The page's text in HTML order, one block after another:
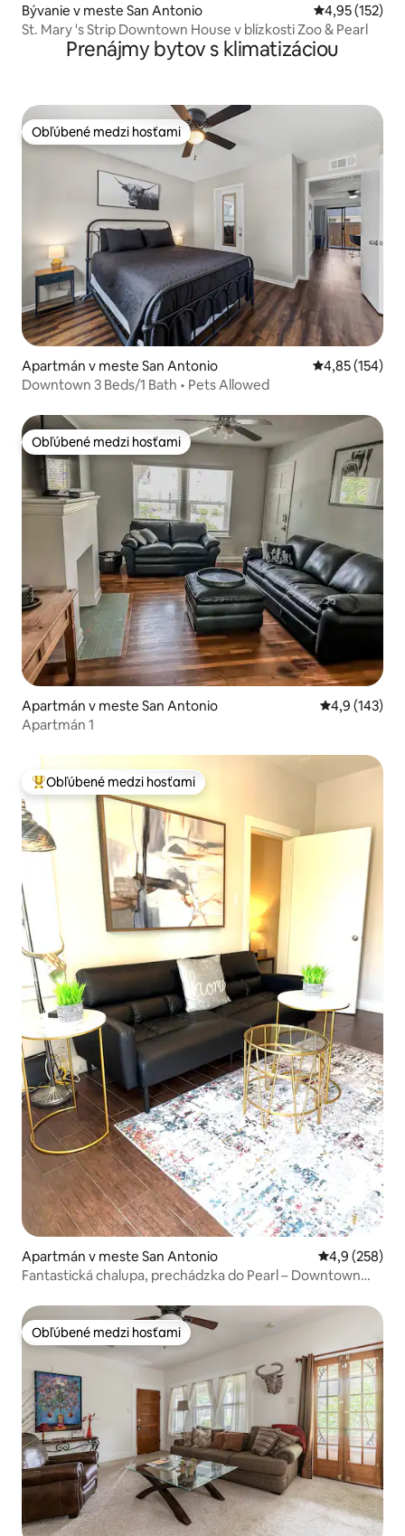
Bývanie v meste San Antonio Priemerné
4,95 (152)
St. Mary 's Strip Downtown House v blízkosti Zoo & Pearl
Prenájmy bytov s klimatizáciou
Obľúbené medzi hosťami
Obľúbené medzi hosťami
Apartmán v meste San Antonio Priemerné
4,85 (154)
Downtown 3 Beds/1 Bath • Pets Allowed
Obľúbené medzi hosťami
Obľúbené medzi hosťami
Apartmán v meste San Antonio Priemerné
4,9 (143)
Apartmán 1
Najobľúbenejšie medzi hosťami
Obľúbené medzi hosťami
Apartmán v meste San Antonio Priemerné
4,9 (258)
Fantastická chalupa, prechádzka do Pearl – Downtown
Obľúbené medzi hosťami
Obľúbené medzi hosťami